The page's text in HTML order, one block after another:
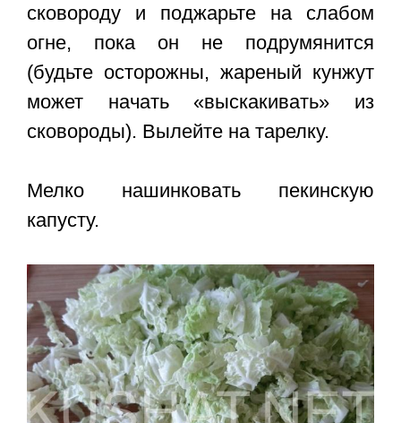
сковороду и поджарьте на слабом
огне, пока он не подрумянится
(будьте осторожны, жареный кунжут
может начать «выскакивать» из
сковороды). Вылейте на тарелку.
Мелко нашинковать пекинскую
капусту.